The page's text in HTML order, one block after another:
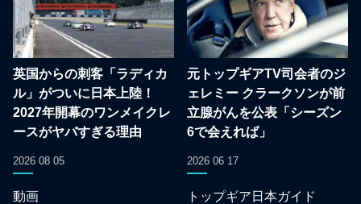
英国からの刺客「ラディカ
ル」がついに日本上陸！
2027年開幕のワンメイクレ
ースがヤバすぎる理由
2026 08 05
元トップギアTV司会者のジ
ェレミー クラークソンが前
立腺がんを公表「シーズン
6で会えれば」
2026 06 17
動画 トップギア日本ガイド